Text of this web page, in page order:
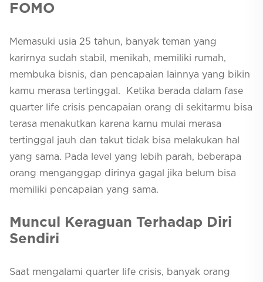
FOMO
Memasuki usia 25 tahun, banyak teman yang
karirnya sudah stabil, menikah, memiliki rumah,
membuka bisnis, dan pencapaian lainnya yang bikin
kamu merasa tertinggal. Ketika berada dalam fase
quarter life crisis pencapaian orang di sekitarmu bisa
terasa menakutkan karena kamu mulai merasa
tertinggal jauh dan takut tidak bisa melakukan hal
yang sama. Pada level yang lebih parah, beberapa
orang menganggap dirinya gagal jika belum bisa
memiliki pencapaian yang sama.
Muncul Keraguan Terhadap Diri
Sendiri
Saat mengalami quarter life crisis, banyak orang